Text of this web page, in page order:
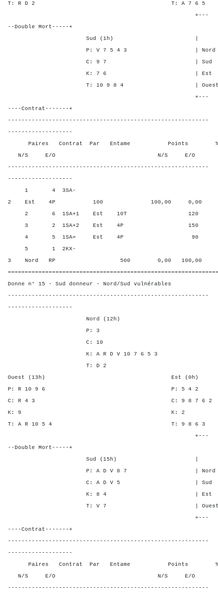
T: R D 2 T: A 7
+---
--Double Mort-----+
Sud (1h) | SA P C
P: V 7 5 4 3 | Nord -
C: 9 7 | Sud - 1
K: 7 6 | Est 2 -
T: 10 9 8 4 | Ouest 2 -
+---
----Contrat-------+
-----------------------------------------------------------
-------------------
Paires Contrat Par Entame Points %
N/S E/O N/S E/O N/
-----------------------------------------------------------
-------------------
1 4 3SA-
2 Est 4P 100 100,00 0,00
2 6 1SA+1 Est 10T 120
3 2 1SA+2 Est 4P 150
4 5 1SA= Est 4P 90
5 1 2KX-
3 Nord RP 500 0,00 100,00
Donne n° 15 - Sud donneur - Nord/Sud vulnérables
-----------------------------------------------------------
-------------------
Nord (12h)
P: 3
C: 10
K: A R D V 10 7 6 5 3
T: D 2
Ouest (13h) Est (0h)
P: R 10 9 6 P: 5
C: R 4 3 C: 9 8 7
K: 9 K:
T: A R 10 5 4 T: 9 8
+---
--Double Mort-----+
Sud (15h) | SA P
P: A D V 8 7 | Nord 2
C: A D V 5 | Sud 2 1
K: 8 4 | Est - - -
T: V 7 | Ouest - -
+---
----Contrat-------+
-----------------------------------------------------------
-------------------
Paires Contrat Par Entame Points %
N/S E/O N/S E/O N/
-----------------------------------------------------------